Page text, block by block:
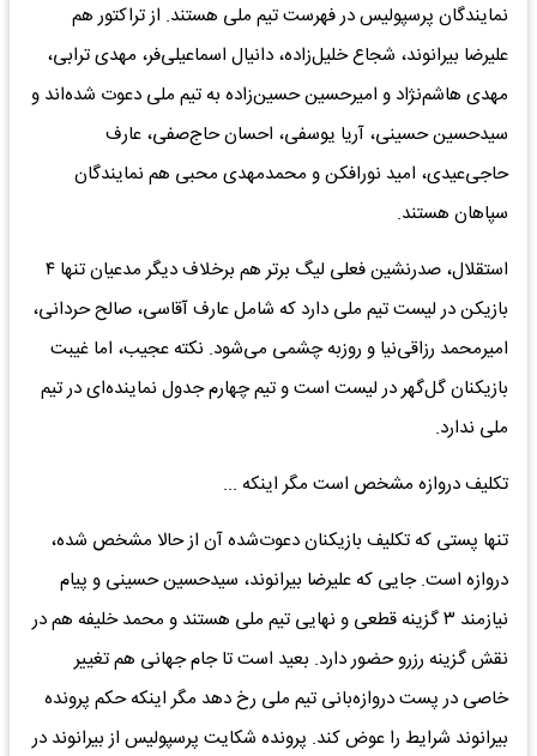
نمایندگان پرسپولیس در فهرست تیم ملی هستند. از تراکتور هم
علیرضا بیرانوند، شجاع خلیل‌زاده، دانیال اسماعیلی‌فر، مهدی ترابی،
مهدی هاشم‌نژاد و امیرحسین حسین‌زاده به تیم ملی دعوت شده‌اند و
سیدحسین حسینی، آریا یوسفی، احسان حاج‌صفی، عارف
حاجی‌عیدی، امید نورافکن و محمدمهدی محبی هم نمایندگان
سپاهان هستند.
استقلال، صدرنشین فعلی لیگ برتر هم برخلاف دیگر مدعیان تنها ۴
بازیکن در لیست تیم ملی دارد که شامل عارف آقاسی، صالح حردانی،
امیرمحمد رزاقی‌نیا و روزبه چشمی می‌شود. نکته عجیب، اما غیبت
بازیکنان گل‌گهر در لیست است و تیم چهارم جدول نماینده‌ای در تیم
ملی ندارد.
تکلیف دروازه مشخص است مگر اینکه ...
تنها پستی که تکلیف بازیکنان دعوت‌شده آن از حالا مشخص شده،
دروازه است. جایی که علیرضا بیرانوند، سیدحسین حسینی و پیام
نیازمند ۳ گزینه قطعی و نهایی تیم ملی هستند و محمد خلیفه هم در
نقش گزینه رزرو حضور دارد. بعید است تا جام جهانی هم تغییر
خاصی در پست دروازه‌بانی تیم ملی رخ دهد مگر اینکه حکم پرونده
بیرانوند شرایط را عوض کند. پرونده شکایت پرسپولیس از بیرانوند در